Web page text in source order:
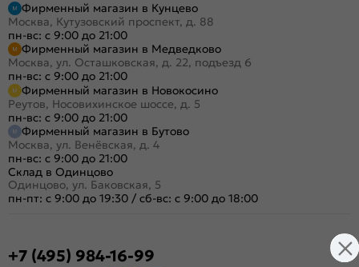
Фирменный магазин в Кунцево
Москва, Кутузовский проспект, д. 88
пн-вс: с 9:00 до 21:00
Фирменный магазин в Медведково
Москва, ул. Осташковская, д. 22, подъезд 6
пн-вс: с 9:00 до 21:00
Фирменный магазин в Новокосино
Реутов, Носовихинское шоссе, д. 5
пн-вс: с 9:00 до 21:00
Фирменный магазин в Бутово
Москва, ул. Венёвская, д. 4
пн-вс: с 9:00 до 21:00
Склад в Одинцово
Одинцово, ул. Баковская, 5
пн-пт: с 9:00 до 19:30 / сб-вс: с 9:00 до 18:00
+7 (495) 984-16-99